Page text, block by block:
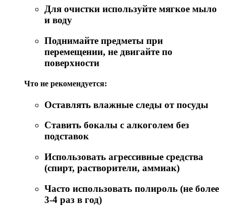
Для очистки используйте мягкое мыло
и воду
Поднимайте предметы при
перемещении, не двигайте по
поверхности
Что не рекомендуется:
Оставлять влажные следы от посуды
Ставить бокалы с алкоголем без
подставок
Использовать агрессивные средства
(спирт, растворители, аммиак)
Часто использовать полироль (не более
3-4 раз в год)